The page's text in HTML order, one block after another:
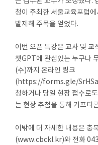
청이 주최한 서울교육포럼에
발제해 주목을 얻었다.
이번 오픈 특강은 교사 및
챗GPT에 관심있는 누구나
(수)까지 온라인 링크
(https://forms.gle/
청하거나 당일 현장 접수로
는 현장 추첨을 통해 기프티
이밖에 더 자세한 내용은 충
(www.cbckl.kr)와 전화